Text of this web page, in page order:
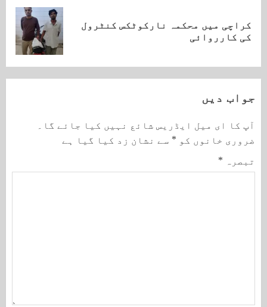
Next
post:
کراچی میں محکمہ نارکوٹکس کنٹرول
کی کارروائی
جواب دیں
آپ کا ای میل ایڈریس شائع نہیں کیا جائے گا۔
ضروری خانوں کو * سے نشان زد کیا گیا ہے
تبصرہ *